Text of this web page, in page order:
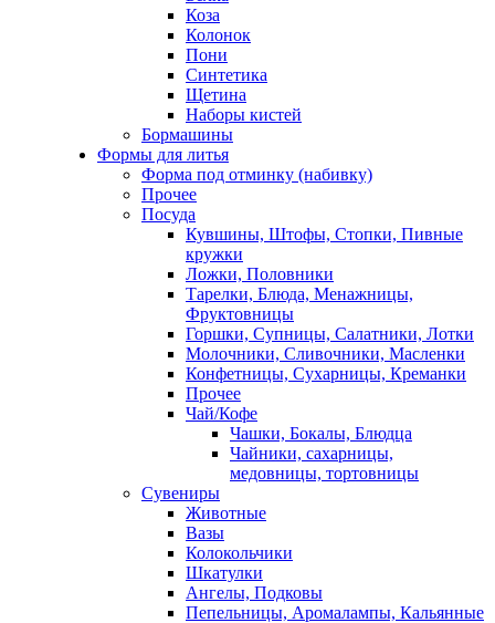
Коза
Колонок
Пони
Синтетика
Щетина
Наборы кистей
Бормашины
Формы для литья
Форма под отминку (набивку)
Прочее
Посуда
Кувшины, Штофы, Стопки, Пивные
кружки
Ложки, Половники
Тарелки, Блюда, Менажницы,
Фруктовницы
Горшки, Супницы, Салатники, Лотки
Молочники, Сливочники, Масленки
Конфетницы, Сухарницы, Креманки
Прочее
Чай/Кофе
Чашки, Бокалы, Блюдца
Чайники, сахарницы,
медовницы, тортовницы
Сувениры
Животные
Вазы
Колокольчики
Шкатулки
Ангелы, Подковы
Пепельницы, Аромалампы, Кальянные